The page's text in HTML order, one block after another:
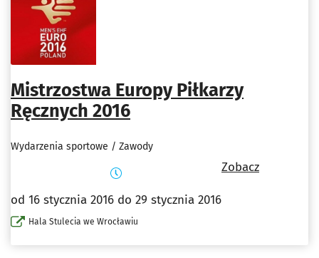
Mistrzostwa Europy Piłkarzy
Ręcznych 2016
Wydarzenia sportowe / Zawody
od 16 stycznia 2016 do 29 stycznia 2016
Hala Stulecia we Wrocławiu
Zobacz